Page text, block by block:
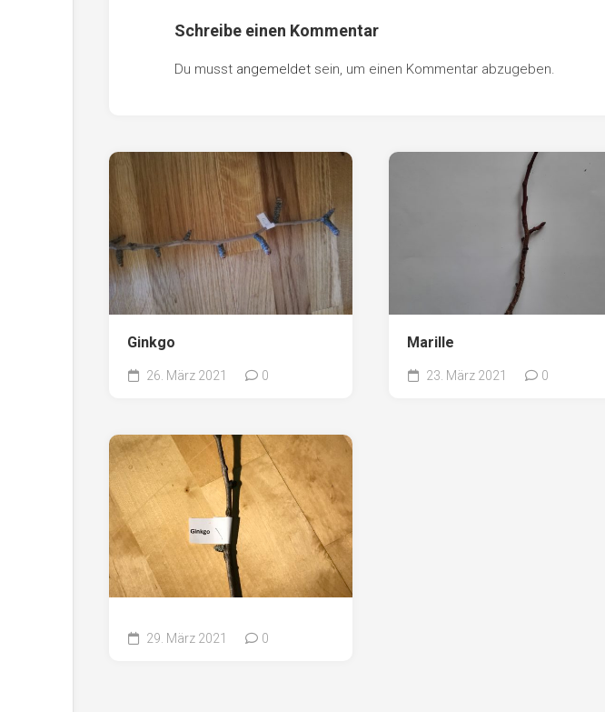
Weißdorn
Schreibe einen Kommentar
Du musst angemeldet sein, um einen Kommentar abzugeben.
Ginkgo
26. März 2021 0
Marille
23. März 2021 0
29. März 2021 0